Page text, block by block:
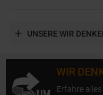
UNSERE WIR
WIR
Erfahre